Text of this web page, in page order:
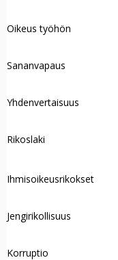
Oikeus työhön
Sananvapaus
Yhdenvertaisuus
Rikoslaki
Ihmisoikeusrikokset
Jengirikollisuus
Korruptio